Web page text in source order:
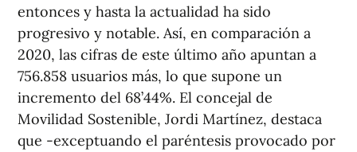
entonces y hasta la actualidad ha sido
progresivo y notable. Así, en comparación a
2020, las cifras de este último año apuntan a
756.858 usuarios más, lo que supone un
incremento del 68’44%. El concejal de
Movilidad Sostenible, Jordi Martínez, destaca
que -exceptuando el paréntesis provocado por